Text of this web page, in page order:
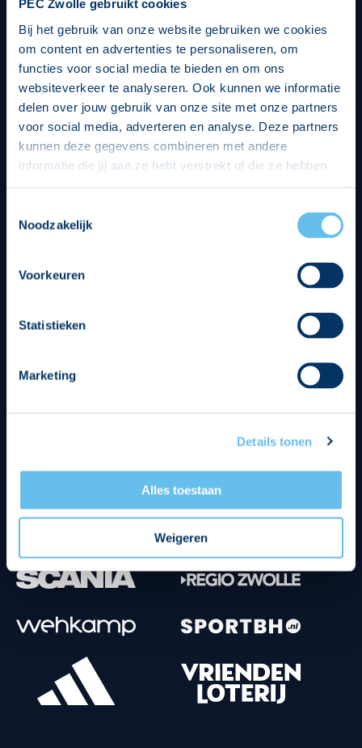
PEC Zwolle gebruikt cookies
Bij het gebruik van onze website gebruiken we cookies
om content en advertenties te personaliseren, om
functies voor social media te bieden en om ons
websiteverkeer te analyseren. Ook kunnen we informatie
delen over jouw gebruik van onze site met onze partners
voor social media, adverteren en analyse. Deze partners
kunnen deze gegevens combineren met andere
informatie die jij aan ze hebt verstrekt of die ze hebben
op een veilige en integere wijze. Je kunt je toestemming
beheren op de privacy- en cookieverklaring pagina.
Noodzakelijk
Voorkeuren
Statistieken
Marketing
Details tonen
Alles toestaan
Weigeren